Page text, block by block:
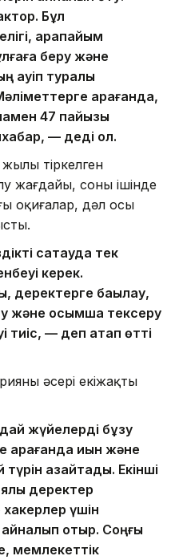
Бұл
қарапайым
беру және
қауіп туралы
қарағанда,
47 пайызы
— деді ол.
тіркелген
жағдайы, соның ішінде
оқиғалар, дәл осы
сақтауда тек
керек.
деректерге бақылау,
және қосымша тексеру
тиіс, — деп атап өтті
әсері екіжақты
жүйелерді бұзу
қарағанда қиын және
түрін азайтады. Екінші
деректер
үшін
отыр. Соңғы
мемлекеттік